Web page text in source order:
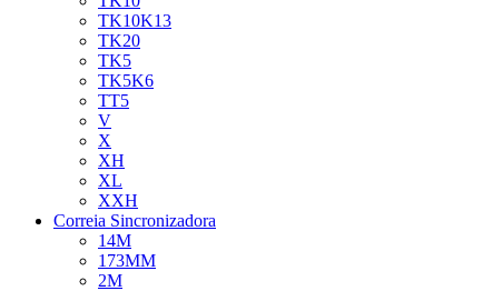
TK10K13
TK20
TK5
TK5K6
TT5
V
X
XH
XL
XXH
Correia Sincronizadora
14M
173MM
2M